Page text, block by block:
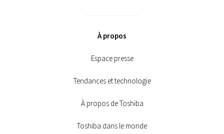
À propos
Espace presse
Tendances et technologie
À propos de Toshiba
Toshiba dans le monde